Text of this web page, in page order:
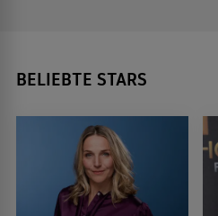
BELIEBTE STARS